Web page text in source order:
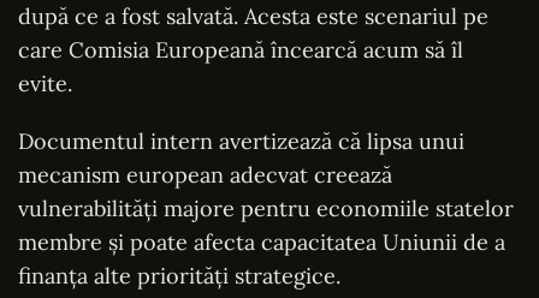
după ce a fost salvată. Acesta este scenariul pe
care Comisia Europeană încearcă acum să îl
evite.
Documentul intern avertizează că lipsa unui
mecanism european adecvat creează
vulnerabilități majore pentru economiile statelor
membre și poate afecta capacitatea Uniunii de a
finanța alte priorități strategice.